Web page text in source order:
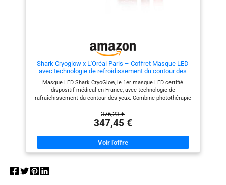
149,5 mm. Couleur :
Lilas
COMPREND : Masque LED
protection pour LED, Câble USB-
C, Télécommande et Guide de
démarrage. Dimensions : H :
219,3 mm ; L : 203 mm ; P :
149,5 mm. Couleur : Lilas
et des protections en silicone
au niveau des yeux. COMPREND
Housse de protection pour LED,
Câble USB-C, Télécommande et
Guide de démarrage.
Dimensions : H : 219,3 mm ; L :
203 mm ; P : 149,5 mm. Couleur
: Bleu givré
Shark Cryoglow x L'Oréal Paris – Coffret Masque LED
avec technologie de refroidissement du contour des
yeux + Routine Revitalift Laser anti-âge (nettoyant,
sérum, crème)
Masque LED Shark CryoGlow, le 1er masque LED certifié
dispositif médical en France, avec technologie de
rafraîchissement du contour des yeux. Combine photothérapie
réduire poches et cernes tout en améliorant l'éclat de votre
peau jour après jour. Coffret routine Anti-Age pour le visage
offrant une triple action avec un nettoyant exfoliant pour un
usage quotidien, un soin crème de jour anti-âge et un sérum
correcteur anti-âge pour corriger les rides, redensifier la peau et
unifier le teint Application : Nettoyez votre visage avec le
Shark. Appliquez le sérum puis le soin. Contient : 1 x Masque
visage LED Shark CryoGlow avec protections oculaires
376,23 €
347,45 €